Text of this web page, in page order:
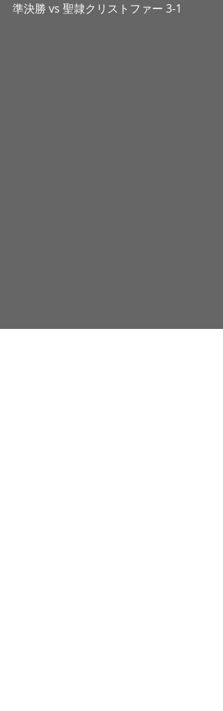
準決勝 vs 聖隷クリストファー 3-1